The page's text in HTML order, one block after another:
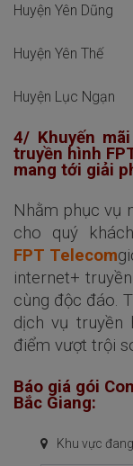
Huyện Yên Dũng
Huyện Yên Thế
Huyện Lục Ngạn
4/ Khuyến
truyền hình
mang tới giải
Nhằm phục vụ
cho quý
FPT Telecom
internet+
cùng độc đáo.
dịch vụ truyền
điểm vượt trội
Báo giá gói
Bắc Giang:
Khu vực